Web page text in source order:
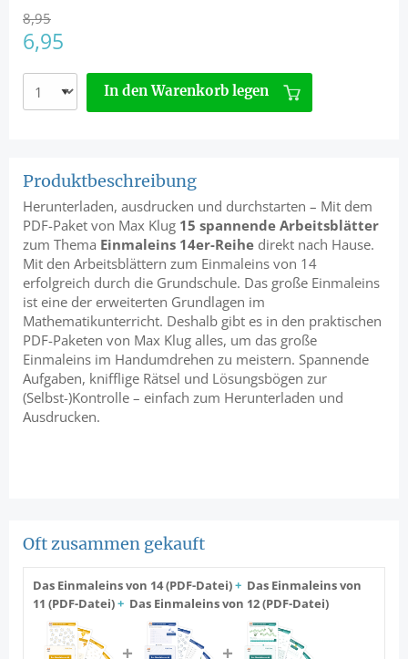
8,95
6,95
In den Warenkorb legen
Produktbeschreibung
Herunterladen, ausdrucken und durchstarten – Mit dem
PDF-Paket von Max Klug 15 spannende Arbeitsblätter
zum Thema Einmaleins 14er-Reihe direkt nach Hause.
Mit den Arbeitsblättern zum Einmaleins von 14
erfolgreich durch die Grundschule. Das große Einmaleins
ist eine der erweiterten Grundlagen im
Mathematikunterricht. Deshalb gibt es in den praktischen
PDF-Paketen von Max Klug alles, um das große
Einmaleins im Handumdrehen zu meistern. Spannende
Aufgaben, knifflige Rätsel und Lösungsbögen zur
(Selbst-)Kontrolle – einfach zum Herunterladen und
Ausdrucken.
Oft zusammen gekauft
Das Einmaleins von 14 (PDF-Datei)+ Das Einmaleins von
11 (PDF-Datei)+ Das Einmaleins von 12 (PDF-Datei)